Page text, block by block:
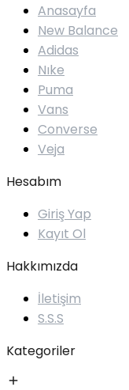
Anasayfa
New Balance
Adidas
Nıke
Puma
Vans
Converse
Veja
Hesabım
Giriş Yap
Kayıt Ol
Hakkımızda
İletişim
S.S.S
Kategoriler